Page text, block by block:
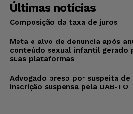
Últimas notícias
Composição da taxa de juros
Meta é alvo de denúncia após
conteúdo sexual infantil gerado
suas plataformas
Advogado preso por suspeita
inscrição suspensa pela OAB-TO